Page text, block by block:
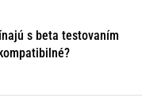
s beta testovaním